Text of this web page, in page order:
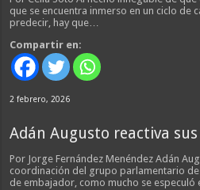
que se encuentra inmerso en un ciclo de
predecir, hay que…
Compartir en:
2 febrero, 2026
Adán Augusto reactiva sus
Por Jorge Fernández Menéndez Adán
coordinación del grupo parlamentario de
de embajador, como mucho se